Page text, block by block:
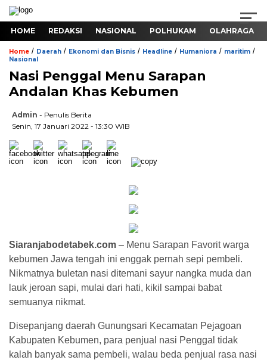
HOME REDAKSI NASIONAL POLHUKAM OLAHRAGA
Home / Daerah / Ekonomi dan Bisnis / Headline / Humaniora / maritim /
Nasional
Nasi Penggal Menu Sarapan
Andalan Khas Kebumen
Admin - Penulis Berita
Senin, 17 Januari 2022 - 13:30 WIB
Siaranjabodetabek.com – Menu Sarapan Favorit warga
kebumen Jawa tengah ini enggak pernah sepi pembeli.
Nikmatnya buletan nasi ditemani sayur nangka muda dan
lauk jeroan sapi, mulai dari hati, kikil sampai babat
semuanya nikmat.
Disepanjang daerah Gunungsari Kecamatan Pejagoan
Kabupaten Kebumen, para penjual nasi Penggal tidak
kalah banyak sama pembeli, walau beda penjual rasa nasi